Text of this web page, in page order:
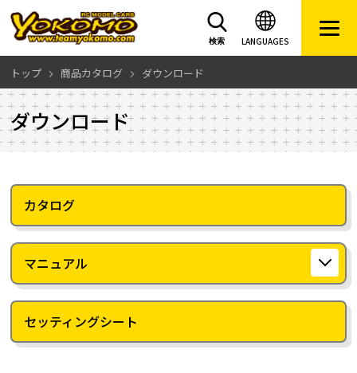
LANGUAGES
検索
トップ 商品カタログ ダウンロード
ダウンロード
カタログ
マニュアル
セッティングシート